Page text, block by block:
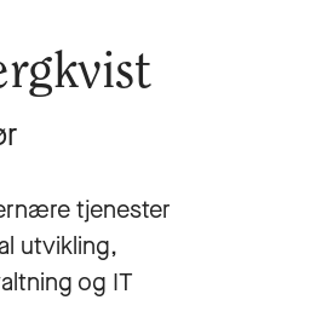
tjenester
utvikling,
og IT